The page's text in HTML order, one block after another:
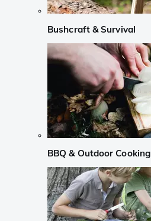
Bushcraft & Survival
BBQ & Outdoor Cooking